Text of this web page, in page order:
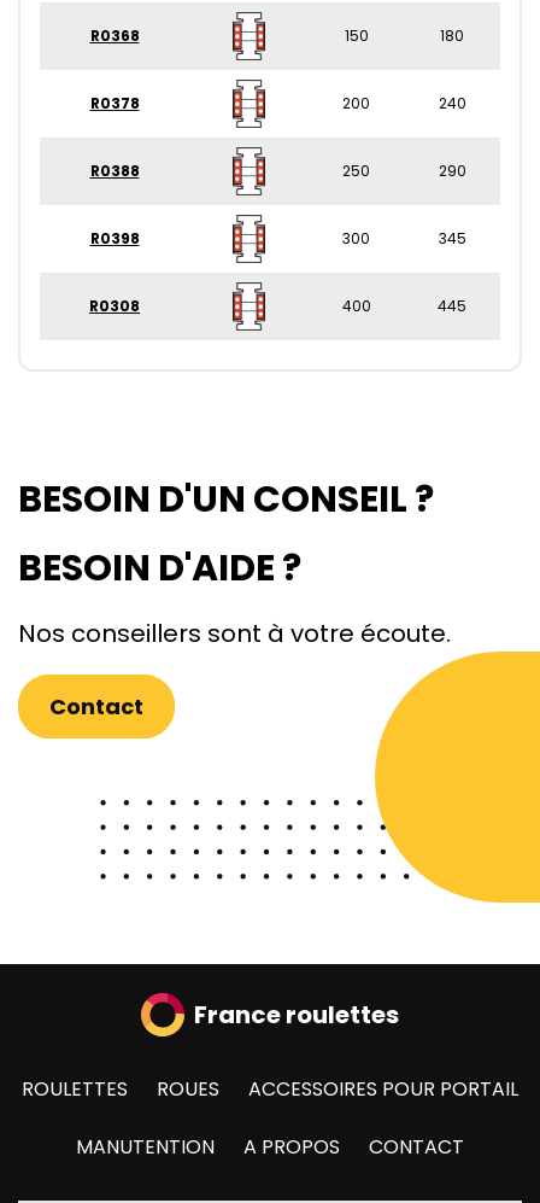
R0368 150 180
R0378 200 240
R0388 250 290
R0398 300 345
R0308 400 445
BESOIN D'UN CONSEIL ?
BESOIN D'AIDE ?
Nos conseillers sont à votre écoute.
Contact
France roulettes
ROULETTES ROUES ACCESSOIRES POUR PORTAIL
MANUTENTION A PROPOS CONTACT